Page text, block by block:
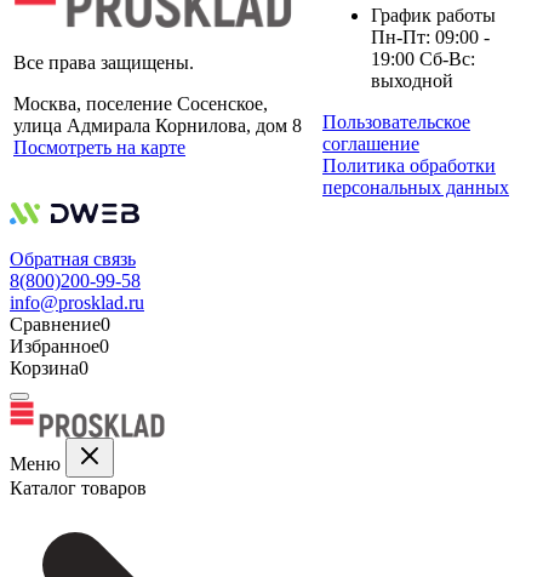
Все права защищены.
Москва, поселение Сосенское,
улица Адмирала Корнилова, дом 8
Посмотреть на карте
График работы
Пн-Пт: 09:00 -
19:00 Сб-Вс:
выходной
Пользовательское
соглашение
Политика обработки
персональных данных
Обратная связь
8(800)200-99-58
info@prosklad.ru
Сравнение0
Избранное0
Корзина0
Меню
Каталог товаров